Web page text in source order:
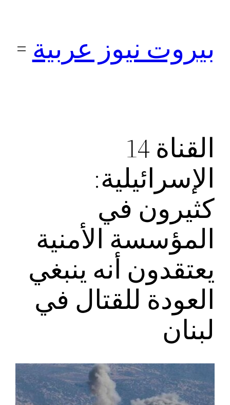
بيروت نيوز عربية
القناة 14
الإسرائيلية:
كثيرون في
المؤسسة الأمنية
يعتقدون أنه ينبغي
العودة للقتال في
لبنان